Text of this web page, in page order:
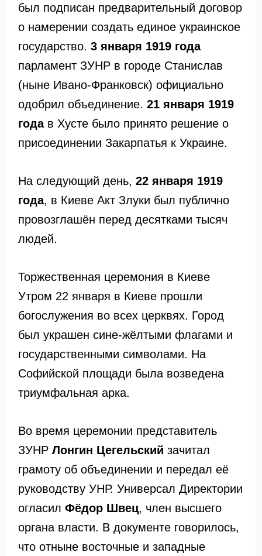
был подписан предварительный договор
о намерении создать единое украинское
государство. 3 января 1919 года
парламент ЗУНР в городе Станислав
(ныне Ивано-Франковск) официально
одобрил объединение. 21 января 1919
годав Хусте было принято решение о
присоединении Закарпатья к Украине.
На следующий день, 22 января 1919
года, в Киеве Акт Злуки был публично
провозглашён перед десятками тысяч
людей.
Торжественная церемония в Киеве
Утром 22 января в Киеве прошли
богослужения во всех церквях. Город
был украшен сине-жёлтыми флагами и
государственными символами. На
Софийской площади была возведена
триумфальная арка.
Во время церемонии представитель
ЗУНР Лонгин Цегельский зачитал
грамоту об объединении и передал её
руководству УНР. Универсал Директории
огласил Фёдор Швец, член высшего
органа власти. В документе говорилось,
что отныне восточные и западные